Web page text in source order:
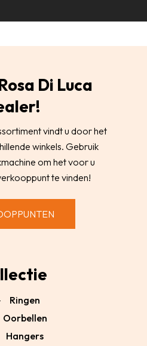
Di Luca
vindt u door het
winkels. Gebruik
om het voor u
te vinden!
Ringen
Oorbellen
Hangers